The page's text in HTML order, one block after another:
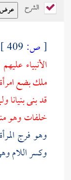
الشرح
[ص:
الأنبياء
ملك بضع
قد بنى
خلفات وهو
وهو فرج
وكسر اللام